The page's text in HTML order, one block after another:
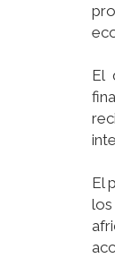
El
El